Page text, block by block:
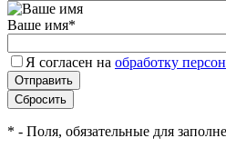
Ваше имя*
Я согласен на обработку
* - Поля, обязательные для